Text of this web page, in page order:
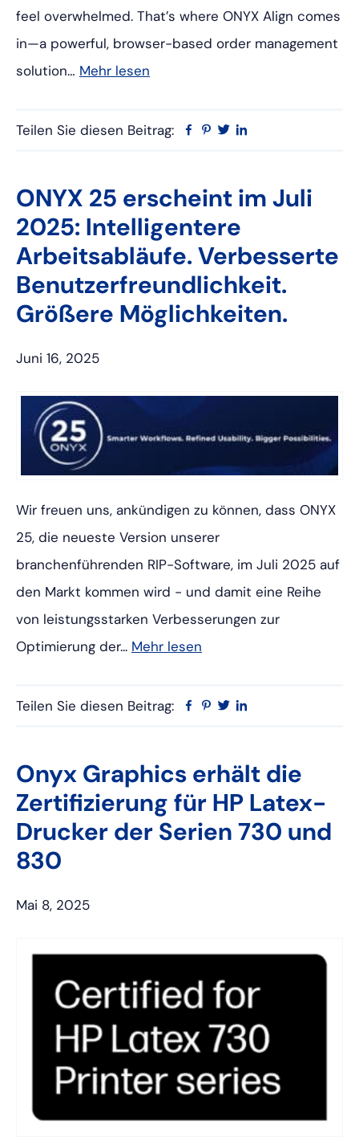
feel overwhelmed. That’s where ONYX Align comes
in—a powerful, browser-based order management
solution… Mehr lesen
Teilen Sie diesen Beitrag: Facebook
Pinterest
Twitter
ONYX 25 erscheint im Juli
2025: Intelligentere
Arbeitsabläufe. Verbesserte
Benutzerfreundlichkeit.
Größere Möglichkeiten.
Juni 16, 2025
Wir freuen uns, ankündigen zu können, dass ONYX
25, die neueste Version unserer
branchenführenden RIP-Software, im Juli 2025 auf
den Markt kommen wird - und damit eine Reihe
von leistungsstarken Verbesserungen zur
Optimierung der... Mehr lesen
Teilen Sie diesen Beitrag: Facebook
Pinterest
Twitter
Onyx Graphics erhält die
Zertifizierung für HP Latex-
Drucker der Serien 730 und
830
Mai 8, 2025